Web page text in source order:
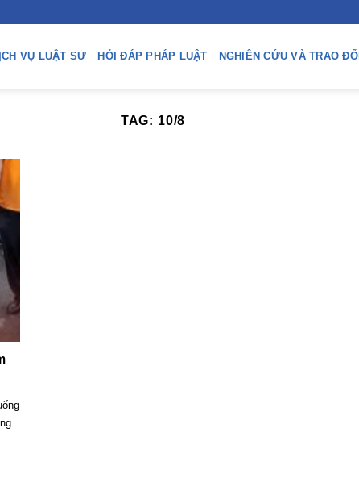
VỤ LUẬT SƯ HỎI ĐÁP PHÁP LUẬT NGHIÊN CỨU VÀ TRAO ĐỔI
TAG: 10/8